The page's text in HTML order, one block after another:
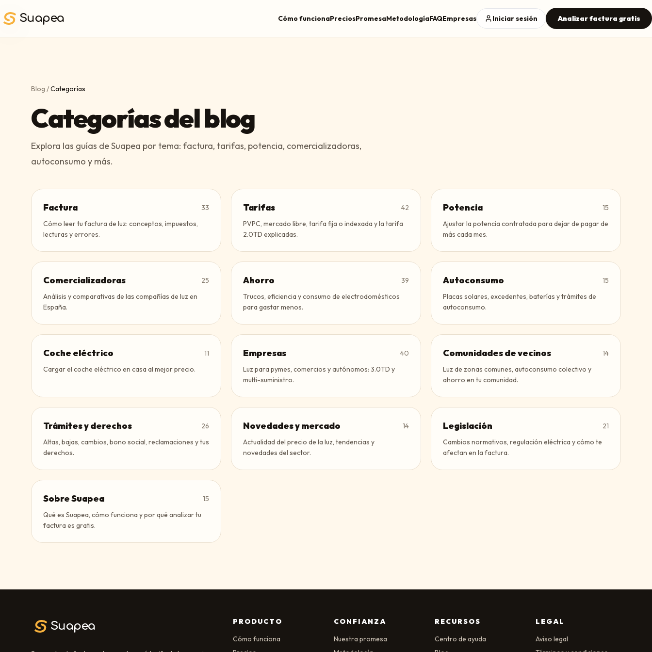
Suapea Cómo funcionaPreciosPromesaMetodologíaFAQEmpresas Iniciar sesión Analizar factura gratis
Blog /Categorías
Categorías del blog
Explora las guías de Suapea por tema: factura, tarifas, potencia, comercializadoras,
autoconsumo y más.
Factura
33
Cómo leer tu factura de luz: conceptos, impuestos,
lecturas y errores.
Tarifas
42
PVPC, mercado libre, tarifa fija o indexada y la tarifa
2.0TD explicadas.
Potencia
15
Ajustar la potencia contratada para dejar de pagar de
más cada mes.
Comercializadoras
25
Análisis y comparativas de las compañías de luz en
España.
Ahorro
39
Trucos, eficiencia y consumo de electrodomésticos
para gastar menos.
Autoconsumo
15
Placas solares, excedentes, baterías y trámites de
autoconsumo.
Coche eléctrico
11
Cargar el coche eléctrico en casa al mejor precio.
Empresas
40
Luz para pymes, comercios y autónomos: 3.0TD y
multi-suministro.
Comunidades de vecinos
14
Luz de zonas comunes, autoconsumo colectivo y
ahorro en tu comunidad.
Trámites y derechos
26
Altas, bajas, cambios, bono social, reclamaciones y tus
derechos.
Novedades y mercado
14
Actualidad del precio de la luz, tendencias y
novedades del sector.
Legislación
21
Cambios normativos, regulación eléctrica y cómo te
afectan en la factura.
Sobre Suapea
15
Qué es Suapea, cómo funciona y por qué analizar tu
factura es gratis.
Suapea
PRODUCTO
Cómo funciona
CONFIANZA
Nuestra promesa
RECURSOS
Centro de ayuda
LEGAL
Aviso legal